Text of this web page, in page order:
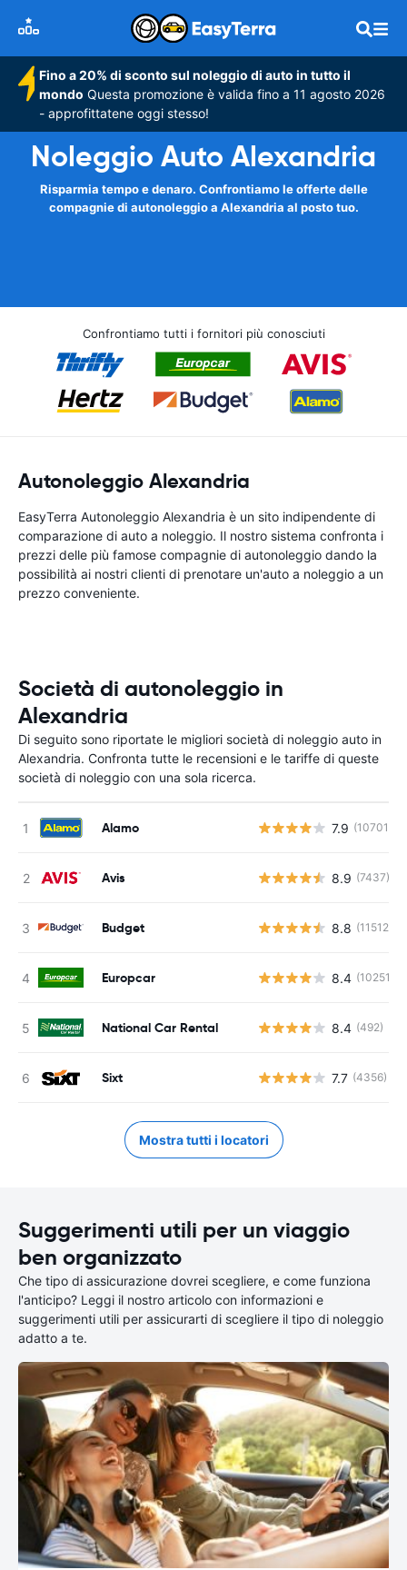
Fino a 20% di sconto sul noleggio di auto in tutto il
mondo Questa promozione è valida fino a 11 agosto 2026
- approfittatene oggi stesso!
Noleggio Auto Alexandria
Risparmia tempo e denaro. Confrontiamo le offerte delle
compagnie di autonoleggio a Alexandria al posto tuo.
Confrontiamo tutti i fornitori più conosciuti
Autonoleggio Alexandria
EasyTerra Autonoleggio Alexandria è un sito indipendente di
comparazione di auto a noleggio. Il nostro sistema confronta i
prezzi delle più famose compagnie di autonoleggio dando la
possibilità ai nostri clienti di prenotare un'auto a noleggio a un
prezzo conveniente.
Società di autonoleggio in
Alexandria
Di seguito sono riportate le migliori società di noleggio auto in
Alexandria. Confronta tutte le recensioni e le tariffe di queste
società di noleggio con una sola ricerca.
Alamo 7.9 (10701)
Avis 8.9 (7437)
Budget 8.8 (11512)
Europcar 8.4 (10251)
National Car Rental 8.4 (492)
Sixt 7.7 (4356)
Mostra tutti i locatori
Suggerimenti utili per un viaggio
ben organizzato
Che tipo di assicurazione dovrei scegliere, e come funziona
l'anticipo? Leggi il nostro articolo con informazioni e
suggerimenti utili per assicurarti di scegliere il tipo di noleggio
adatto a te.